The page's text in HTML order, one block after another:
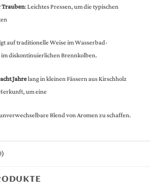
: Leichtes Pressen, um die typischen
auf traditionelle Weise im Wasserbad-
diskontinuierlichen Brennkolben.
acht Jahrelang in kleinen Fässern aus Kirschholz
um eine
Blend von Aromen zu schaffen.